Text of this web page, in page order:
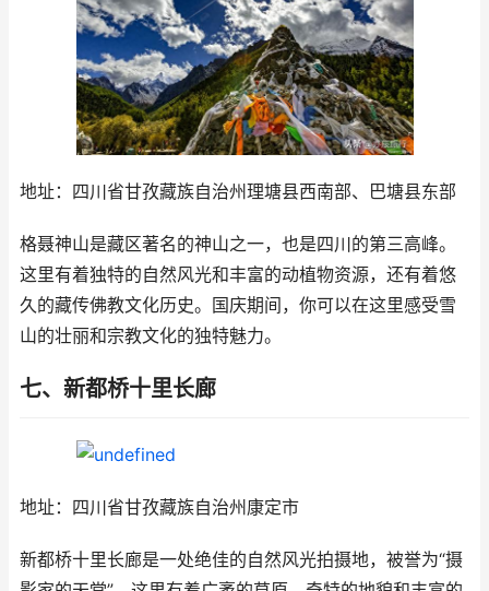
地址：四川省甘孜藏族自治州理塘县西南部、巴塘县东部
格聂神山是藏区著名的神山之一，也是四川的第三高峰。
这里有着独特的自然风光和丰富的动植物资源，还有着悠
久的藏传佛教文化历史。国庆期间，你可以在这里感受雪
山的壮丽和宗教文化的独特魅力。
七、新都桥十里长廊
地址：四川省甘孜藏族自治州康定市
新都桥十里长廊是一处绝佳的自然风光拍摄地，被誉为“摄